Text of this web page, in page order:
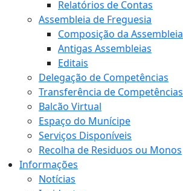
Relatórios de Contas
Assembleia de Freguesia
Composição da Assembleia
Antigas Assembleias
Editais
Delegação de Competências
Transferência de Competências
Balcão Virtual
Espaço do Munícipe
Serviços Disponíveis
Recolha de Residuos ou Monos
Informações
Notícias